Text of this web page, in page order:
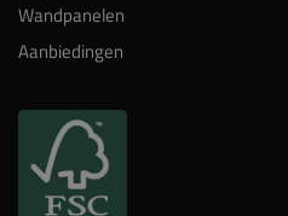
Wandpanelen
Aanbiedingen